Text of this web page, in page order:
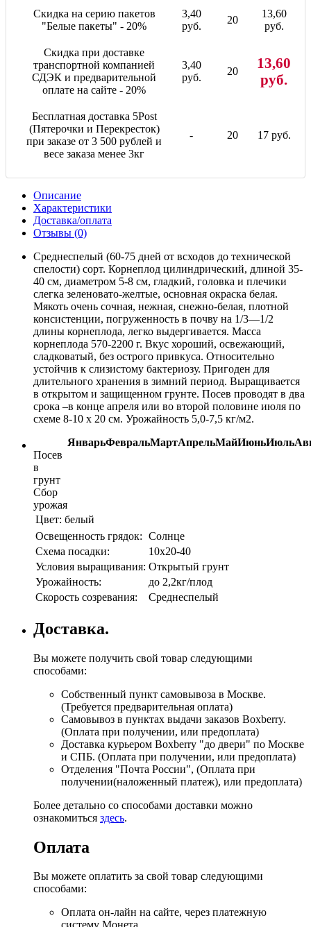
Скидка на серию пакетов
"Белые пакеты" - 20%
3,40
руб.
20
13,60
руб.
Скидка при доставке
транспортной компанией
СДЭК и предварительной
оплате на сайте - 20%
3,40
руб.
20
13,60
руб.
Бесплатная доставка 5Post
(Пятерочки и Перекресток)
при заказе от 3 500 рублей и
весе заказа менее 3кг
- 20 17 руб.
Описание
Характеристики
Доставка/оплата
Отзывы (0)
Среднеспелый (60-75 дней от всходов до технической
спелости) сорт. Корнеплод цилиндрический, длиной 35-
40 см, диаметром 5-8 см, гладкий, головка и плечики
слегка зеленовато-желтые, основная окраска белая.
Мякоть очень сочная, нежная, снежно-белая, плотной
консистенции, погруженность в почву на 1/3—1/2
длины корнеплода, легко выдергивается. Масса
корнеплода 570-2200 г. Вкус хороший, освежающий,
сладковатый, без острого привкуса. Относительно
устойчив к слизистому бактериозу. Пригоден для
длительного хранения в зимний период. Выращивается
в открытом и защищенном грунте. Посев проводят в два
срока –в конце апреля или во второй половине июля по
схеме 8-10 х 20 см. Урожайность 5,0-7,5 кг/м2.
ЯнварьФевральМартАпрельМайИюньИюль
Посев
в
грунт
Сбор
урожая
Цвет: белый
Освещенность грядок: Солнце
Схема посадки:
10х20-40
Условия выращивания: Открытый грунт
Урожайность:
до 2,2кг/плод
Скорость созревания:
Среднеспелый
Доставка.
Вы можете получить свой товар следующими
способами:
Собственный пункт самовывоза в Москве.
(Требуется предварительная оплата)
Самовывоз в пунктах выдачи заказов Boxberry.
(Оплата при получении, или предоплата)
Доставка курьером Boxberry "до двери" по Москве
и СПБ. (Оплата при получении, или предоплата)
Отделения "Почта России", (Оплата при
получении(наложенный платеж), или предоплата)
Более детально со способами доставки можно
ознакомиться здесь.
Оплата
Вы можете оплатить за свой товар следующими
способами:
Оплата он-лайн на сайте, через платежную